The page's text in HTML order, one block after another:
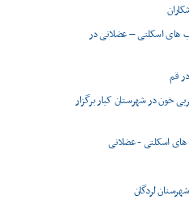
های اسکلتی – عضلانی در
قم
خون در شهرستان کیار برگزار
اسکلتی - عضلانی
لردگان